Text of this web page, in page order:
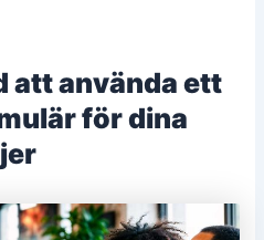
att använda ett
för dina